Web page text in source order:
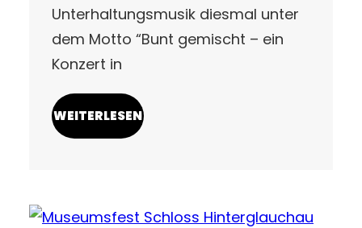
Unterhaltungsmusik diesmal unter
dem Motto “Bunt gemischt – ein
Konzert in
WEITERLESEN